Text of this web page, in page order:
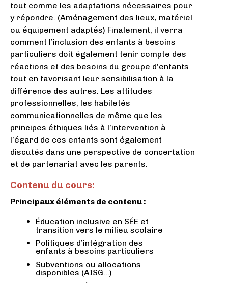
tout comme les adaptations nécessaires pour
y répondre. (Aménagement des lieux, matériel
ou équipement adaptés) Finalement, il verra
comment l’inclusion des enfants à besoins
particuliers doit également tenir compte des
réactions et des besoins du groupe d’enfants
tout en favorisant leur sensibilisation à la
différence des autres. Les attitudes
professionnelles, les habiletés
communicationnelles de même que les
principes éthiques liés à l’intervention à
l’égard de ces enfants sont également
discutés dans une perspective de concertation
et de partenariat avec les parents.
Contenu du cours:
Principaux éléments de contenu :
Éducation inclusive en SÉE et
transition vers le milieu scolaire
Politiques d’intégration des
enfants à besoins particuliers
Subventions ou allocations
disponibles (AISG…)